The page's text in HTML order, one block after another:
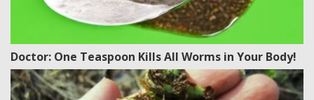
Doctor: One Teaspoon Kills All Worms in Your Body!